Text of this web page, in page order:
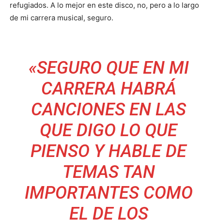
refugiados. A lo mejor en este disco, no, pero a lo largo
de mi carrera musical, seguro.
«SEGURO QUE EN MI
CARRERA HABRÁ
CANCIONES EN LAS
QUE DIGO LO QUE
PIENSO Y HABLE DE
TEMAS TAN
IMPORTANTES COMO
EL DE LOS